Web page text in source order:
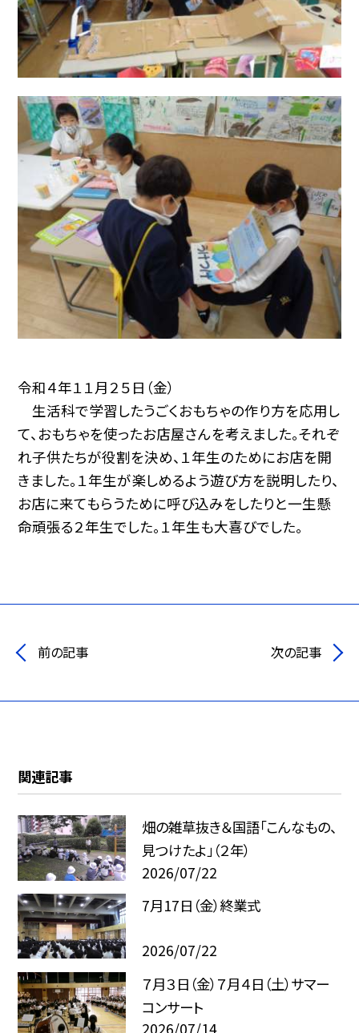
令和４年１１月２５日（金）
生活科で学習したうごくおもちゃの作り方を応用し
て、おもちゃを使ったお店屋さんを考えました。それぞ
れ子供たちが役割を決め、１年生のためにお店を開
きました。１年生が楽しめるよう遊び方を説明したり、
お店に来てもらうために呼び込みをしたりと一生懸
命頑張る２年生でした。１年生も大喜びでした。
前の記事 次の記事
関連記事
畑の雑草抜き＆国語「こんなもの、
見つけたよ」（２年）
2026/07/22
7月17日（金）終業式
2026/07/22
７月３日（金）７月４日（土）サマー
コンサート
2026/07/14